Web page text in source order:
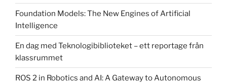
Foundation Models: The New Engines of Artificial
Intelligence
En dag med Teknologibiblioteket – ett reportage från
klassrummet
ROS 2 in Robotics and AI: A Gateway to Autonomous